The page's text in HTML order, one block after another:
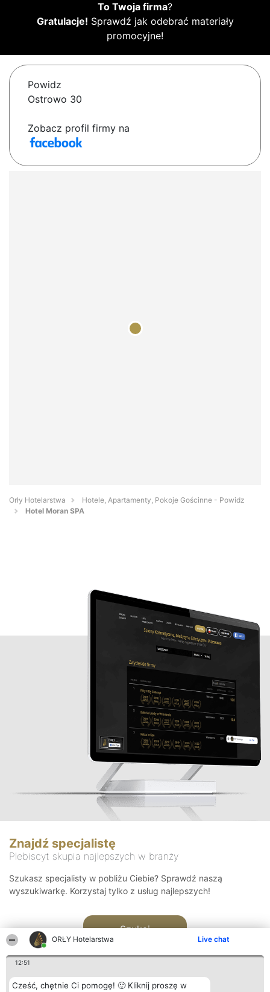
ORŁY Hotelarstwa Live chat
12:51
Cześć, chętnie Ci pomogę! 🙂 Kliknij proszę w
To Twoja firma?
Gratulacje! Sprawdź jak odebrać materiały
promocyjne!
Powidz
Ostrowo 30
Zobacz profil firmy na
Orły Hotelarstwa
Hotele, Apartamenty, Pokoje Gościnne - Powidz
Hotel Moran SPA
Znajdź specjalistę
Plebiscyt skupia najlepszych w branży
Szukasz specjalisty w pobliżu Ciebie? Sprawdź naszą
wyszukiwarkę. Korzystaj tylko z usług najlepszych!
Szukaj